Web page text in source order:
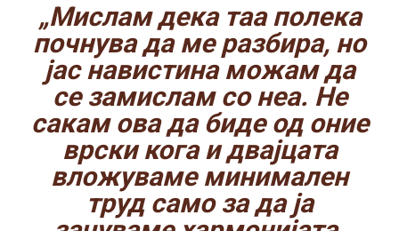
„Мислам дека таа полека
почнува да ме разбира, но
јас навистина можам да
се замислам со неа. Не
сакам ова да биде од оние
врски кога и двајцата
вложуваме минимален
труд само за да ја